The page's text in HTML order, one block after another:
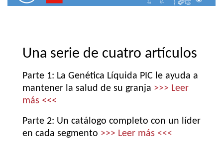
Una serie de cuatro artículos
Parte 1: La Genética Líquida PIC le ayuda a
mantener la salud de su granja >>> Leer
más <<<
Parte 2: Un catálogo completo con un líder
en cada segmento >>> Leer más <<<